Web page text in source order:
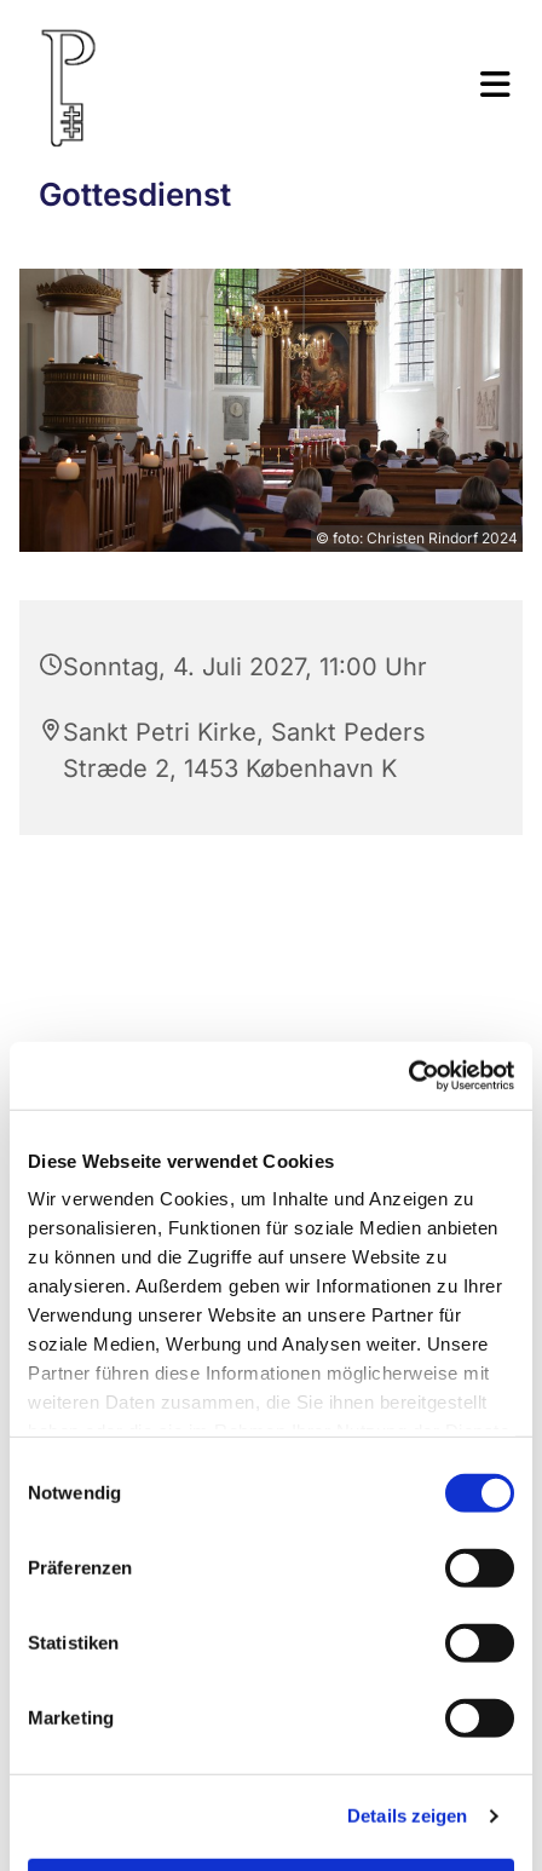
Diese Webseite verwendet Cookies
Wir verwenden Cookies, um Inhalte und Anzeigen zu
personalisieren, Funktionen für soziale Medien anbieten
zu können und die Zugriffe auf unsere Website zu
analysieren. Außerdem geben wir Informationen zu Ihrer
Verwendung unserer Website an unsere Partner für
soziale Medien, Werbung und Analysen weiter. Unsere
Partner führen diese Informationen möglicherweise mit
weiteren Daten zusammen, die Sie ihnen bereitgestellt
Notwendig
Präferenzen
Statistiken
Marketing
Details zeigen
Gottesdienst
© foto: Christen Rindorf 2024
Sonntag, 4. Juli 2027, 11:00 Uhr
Sankt Petri Kirke, Sankt Peders
Stræde 2, 1453 København K
Dies könnte Sie auch
interessieren